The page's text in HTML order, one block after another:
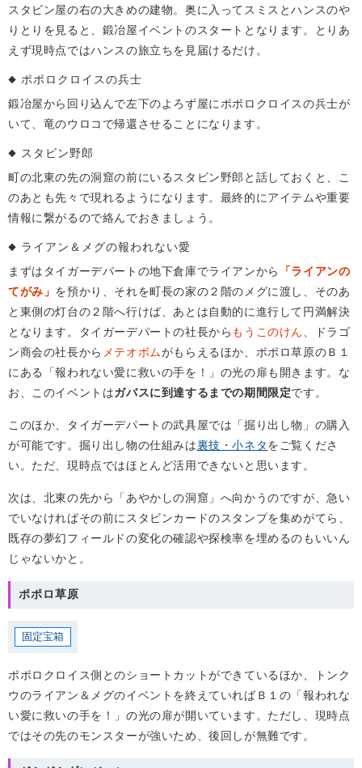
スタビン屋の右の大きめの建物。奥に入ってスミスとハンスのや
りとりを見ると、鍛冶屋イベントのスタートとなります。とりあ
えず現時点ではハンスの旅立ちを見届けるだけ。
ポポロクロイスの兵士
鍛冶屋から回り込んで左下のよろず屋にポポロクロイスの兵士が
いて、竜のウロコで帰還させることになります。
スタビン野郎
町の北東の先の洞窟の前にいるスタビン野郎と話しておくと、こ
のあとも先々で現れるようになります。最終的にアイテムや重要
情報に繋がるので絡んでおきましょう。
ライアン＆メグの報われない愛
まずはタイガーデパートの地下倉庫でライアンから
「ライアンの
てがみ」 を預かり、それを町長の家の２階のメグに渡し、そのあ
と東側の灯台の２階へ行けば、あとは自動的に進行して円満解決
となります。タイガーデパートの社長から もうこのけん
、ドラゴ
ン商会の社長から メテオボムがもらえるほか、ポポロ草原のＢ１
にある「報われない愛に救いの手を！」の光の扉も開きます。な
お、このイベントはガバスに到達するまでの期間限定です。
このほか、タイガーデパートの武具屋では「掘り出し物」の購入
が可能です。掘り出し物の仕組みは裏技・小ネタをご覧くださ
い。ただ、現時点ではほとんど活用できないと思います。
次は、北東の先から「あやかしの洞窟」へ向かうのですが、急い
でいなければその前にスタビンカードのスタンプを集めがてら、
既存の夢幻フィールドの変化の確認や探検率を埋めるのもいいん
じゃないかと。
ポポロ草原
固定宝箱
ポポロクロイス側とのショートカットができているほか、トンク
ウのライアン＆メグのイベントを終えていればＢ１の「報われな
い愛に救いの手を！」の光の扉が開いています。ただし、現時点
ではその先のモンスターが強いため、後回しが無難です。